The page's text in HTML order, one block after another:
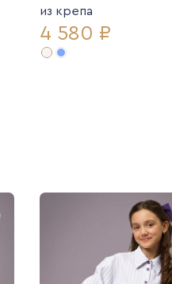
из крепа
4 580 ₽